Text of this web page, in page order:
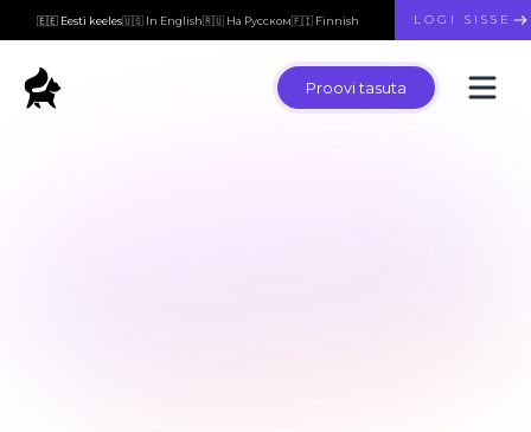
🇪🇪 Eesti keeles🇺🇸 In English🇷🇺 На Русском🇫🇮 Finnish LOGI SISSE
Proovi tasuta